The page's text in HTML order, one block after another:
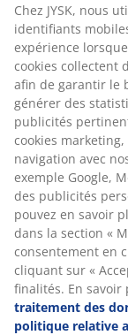
Chez JYSK, nous
identifiants
expérience
cookies collectent
afin de garantir le
générer des
publicités
cookies
navigation avec
exemple Google,
des publicités
pouvez en savoir
dans la section «
consentement en
cliquant sur «
finalités. En savoir
traitement des
politique relative